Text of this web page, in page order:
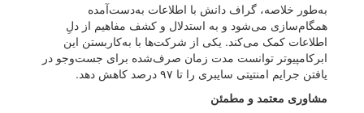
به‌طور خلاصه، گراف دانش با اطلاعات به‌دست‌آمده
همگام‌سازی می‌شود و به استدلال و کشف مفاهیم از دلِ
اطلاعات کمک می‌کند. یکی از شرکت‌ها با به‌کاربستن این
ابرکامپیوتر توانست مدت زمان صرف‌شده برای جست‌وجو در
یافتن جرایم امنتیتی‌ سایبری را تا ۹۷ درصد کاهش دهد.
مشاوری معتمد و مطمئن